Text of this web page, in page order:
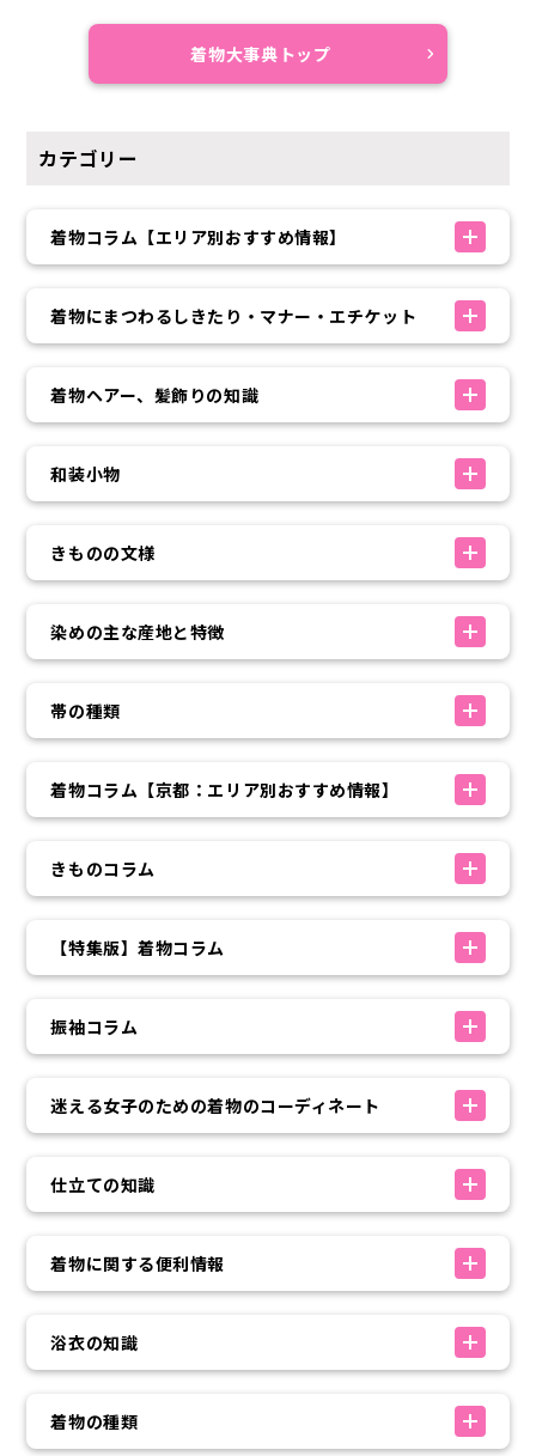
着物大事典トップ
カテゴリー
着物コラム【エリア別おすすめ情報】
着物にまつわるしきたり・マナー・エチケット
着物ヘアー、髪飾りの知識
和装小物
きものの文様
染めの主な産地と特徴
帯の種類
着物コラム【京都：エリア別おすすめ情報】
きものコラム
【特集版】着物コラム
振袖コラム
迷える女子のための着物のコーディネート
仕立ての知識
着物に関する便利情報
浴衣の知識
着物の種類